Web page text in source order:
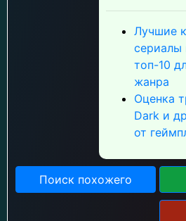
Лучшие
сериалы
топ-10
жанра
Оценка
Dark и
от
Поиск похожего